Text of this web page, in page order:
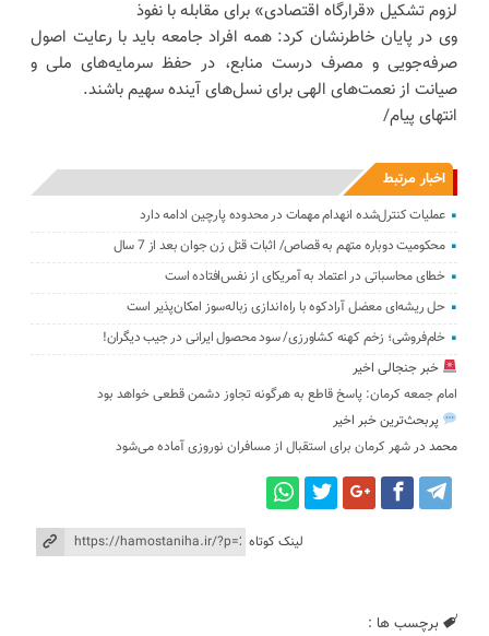
لزوم تشکیل «قرارگاه اقتصادی» برای مقابله با نفوذ
وی در پایان خاطرنشان کرد: همه افراد جامعه باید با رعایت اصول
صرفه‌جویی و مصرف درست منابع، در حفظ سرمایه‌های ملی و
صیانت از نعمت‌های الهی برای نسل‌های آینده سهیم باشند.
انتهای پیام/
اخبار مرتبط
عملیات کنترل‌شده انهدام مهمات در محدوده پارچین ادامه دارد
محکومیت دوباره متهم به قصاص/ اثبات قتل زن جوان بعد از 7 سال
خطای محاسباتی در اعتماد به آمریکای از نفس‌افتاده است
حل ریشه‌ای معضل آرادکوه با راه‌اندازی زباله‌سوز امکان‌پذیر است
خام‌فروشی؛ زخم کهنه کشاورزی/ سود محصول ایرانی در جیب دیگران!
خبر جنجالی اخیر
امام جمعه کرمان: پاسخ قاطع به هرگونه تجاوز دشمن قطعی خواهد بود
پربحث‌ترین خبر اخیر
محمد درشهر کرمان برای استقبال از مسافران نوروزی آماده می‌شود
لینک کوتاه
برچسب ها :